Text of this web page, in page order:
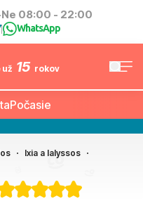
08:00 - 22:00
| WhatsApp
už 15 rokov
Počasie
Ixia a Ialyssos